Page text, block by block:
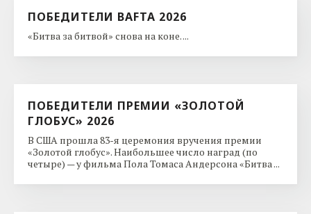
ПОБЕДИТЕЛИ BAFTA 2026
«Битва за битвой» снова на коне. ...
ПОБЕДИТЕЛИ ПРЕМИИ «ЗОЛОТОЙ
ГЛОБУС» 2026
В США прошла 83-я церемония вручения премии
«Золотой глобус». Наибольшее число наград (по
четыре) — у фильма Пола Томаса Андерсона «Битва ...